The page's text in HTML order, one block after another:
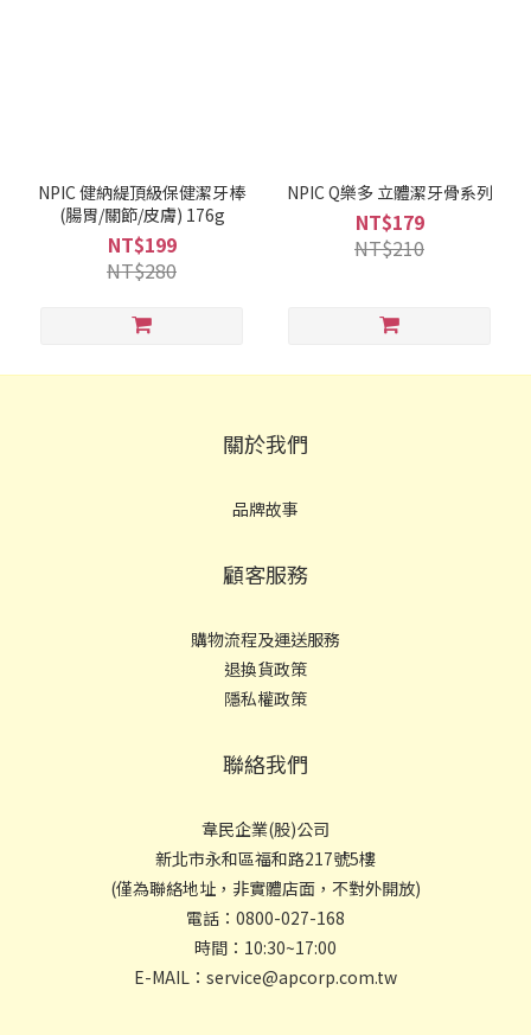
NPIC 健納緹頂級保健潔牙棒
(腸胃/關節/皮膚) 176g
NT$199
NT$280
NPIC Q樂多 立體潔牙骨系列
NT$179
NT$210
關於我們
品牌故事
顧客服務
購物流程及運送服務
退換貨政策
隱私權政策
聯絡我們
韋民企業(股)公司
新北市永和區福和路217號5樓
(僅為聯絡地址，非實體店面，不對外開放)
電話：0800-027-168
時間：10:30~17:00
E-MAIL：service@apcorp.com.tw